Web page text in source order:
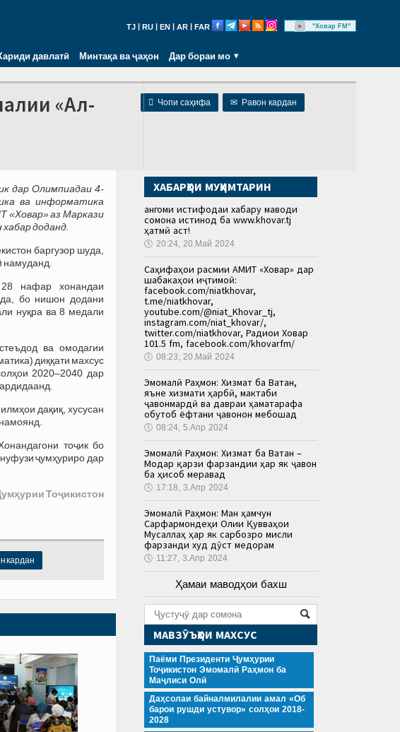
TJ RU EN AR FAR "Ховар FM"
давлатӣ Минтақа ва ҷаҳон Дар бораи мо
 Чопи саҳифа ✉ Равон кардан
«Ал-
дар Олимпиадаи 4-
ва информатика
«Ховар» аз Маркази
доданд.
баргузор шуда,
намуданд.
нафар хонандаи
бо нишон додани
нуқра ва 8 медали
ва омодагии
диққати махсус
2020–2040 дар
дақиқ, хусусан
тоҷик бо
ҷумҳуриро дар
Тоҷикистон
кардан
ХАБАРҲОИ МУҲИМТАРИН
Ҳангоми истифодаи хабару маводи
сомона истинод ба www.khovar.tj
ҳатмӣ аст!
🕔 20:24, 20.Май 2024
Саҳифаҳои расмии АМИТ «Ховар» дар
шабакаҳои иҷтимоӣ:
facebook.com/niatkhovar,
t.me/niatkhovar,
youtube.com/@niat_Khovar_tj,
instagram.com/niat_khovar/,
twitter.com/niatkhovar, Радиои Ховар
101.5 fm, facebook.com/khovarfm/
🕔 08:23, 20.Май 2024
Эмомалӣ Раҳмон: Хизмат ба Ватан,
яъне хизмати ҳарбӣ, мактаби
ҷавонмардӣ ва давраи ҳаматарафа
обутоб ёфтани ҷавонон мебошад
🕔 08:24, 5.Апр 2024
Эмомалӣ Раҳмон: Хизмат ба Ватан –
Модар қарзи фарзандии ҳар як ҷавон
ба ҳисоб меравад
🕔 17:18, 3.Апр 2024
Эмомалӣ Раҳмон: Ман ҳамчун
Сарфармондеҳи Олии Қувваҳои
Мусаллаҳ ҳар як сарбозро мисли
фарзанди худ дӯст медорам
🕔 11:27, 3.Апр 2024
Ҳамаи маводҳои бахш
МАВЗӮЪҲОИ МАХСУС
Паёми Президенти Ҷумҳурии
Тоҷикистон Эмомалӣ Раҳмон ба
Маҷлиси Олӣ
Даҳсолаи байналмилалии амал «Об
барои рушди устувор» солҳои 2018-
2028